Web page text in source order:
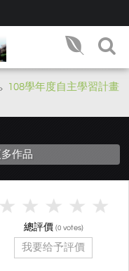
108學年度自主學習計畫
作品
總評價 (0 votes)
我要给予評價